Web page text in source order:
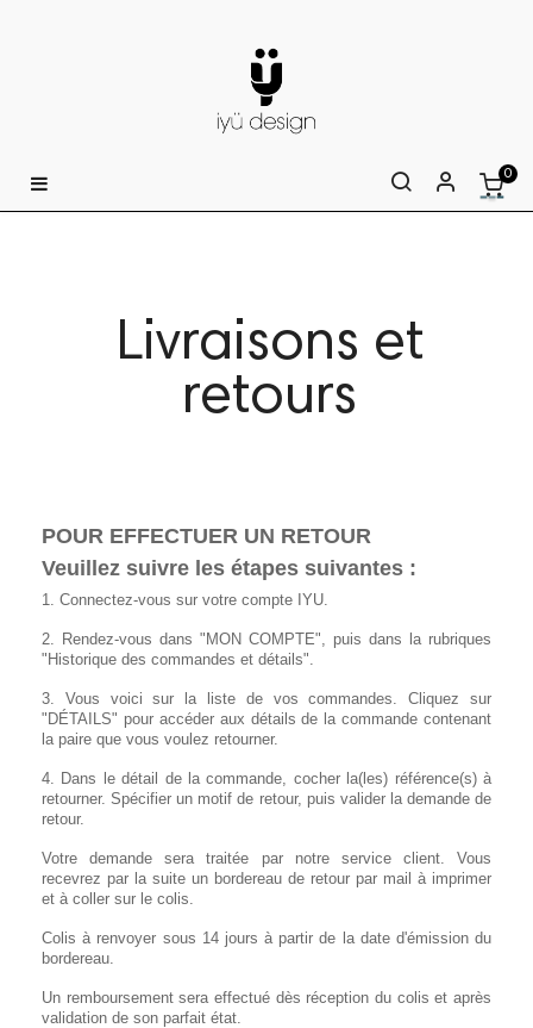
Basculer
la
☰ 0
Livraisons et
retours
POUR EFFECTUER UN RETOUR
Veuillez suivre les étapes suivantes :
1. Connectez-vous sur votre compte IYU.
2. Rendez-vous dans "MON COMPTE", puis dans la rubriques
"Historique des commandes et détails".
3. Vous voici sur la liste de vos commandes. Cliquez sur
"DÉTAILS" pour accéder aux détails de la commande contenant
la paire que vous voulez retourner.
4. Dans le détail de la commande, cocher la(les) référence(s) à
retourner. Spécifier un motif de retour, puis valider la demande de
retour.
Votre demande sera traitée par notre service client. Vous
recevrez par la suite un bordereau de retour par mail à imprimer
et à coller sur le colis.
Colis à renvoyer sous 14 jours à partir de la date d'émission du
bordereau.
Un remboursement sera effectué dès réception du colis et après
validation de son parfait état.